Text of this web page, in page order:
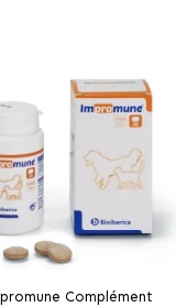
Complément